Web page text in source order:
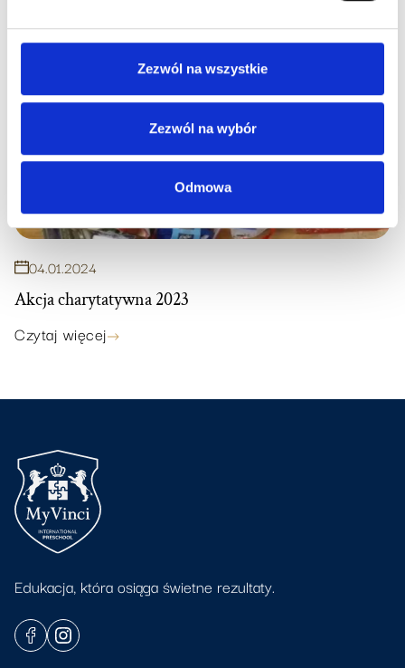
Zezwól na wszystkie
Zezwól na wybór
Odmowa
04.01.2024
Akcja charytatywna 2023
Czytaj więcej
Edukacja, która osiąga świetne rezultaty.